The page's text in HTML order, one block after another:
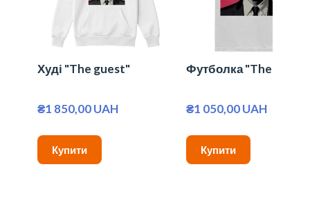
Худі "The guest"
₴1 850,00 UAH
Купити
Футболка "The guest"
₴1 050,00 UAH
Купити